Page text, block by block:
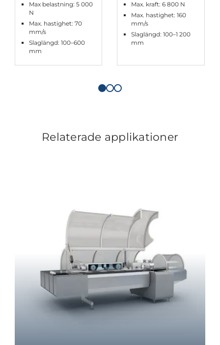
Max belastning: 5 000
N
Max. hastighet: 70
mm/s
Slaglängd: 100–600
mm
Max. kraft: 6 800 N
Max. hastighet: 160
mm/s
Slaglängd: 100–1 200
mm
Relaterade applikationer